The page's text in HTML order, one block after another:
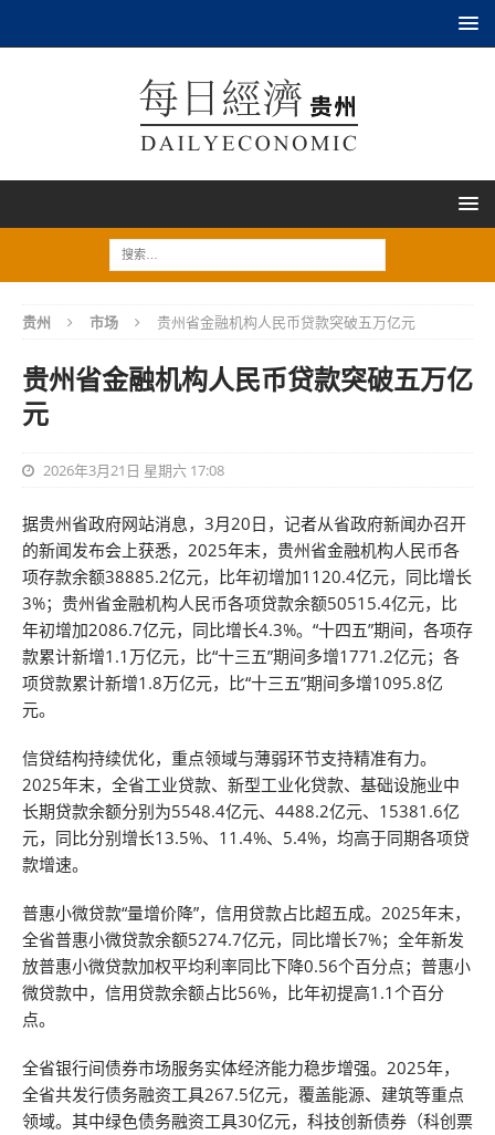
贵州 市场 贵州省金融机构人民币贷款突破五万亿元
贵州省金融机构人民币贷款突破五万亿
元
2026年3月21日 星期六 17:08
据贵州省政府网站消息，3月20日，记者从省政府新闻办召开
的新闻发布会上获悉，2025年末，贵州省金融机构人民币各
项存款余额38885.2亿元，比年初增加1120.4亿元，同比增长
3%；贵州省金融机构人民币各项贷款余额50515.4亿元，比
年初增加2086.7亿元，同比增长4.3%。“十四五”期间，各项存
款累计新增1.1万亿元，比“十三五”期间多增1771.2亿元；各
项贷款累计新增1.8万亿元，比“十三五”期间多增1095.8亿
元。
信贷结构持续优化，重点领域与薄弱环节支持精准有力。
2025年末，全省工业贷款、新型工业化贷款、基础设施业中
长期贷款余额分别为5548.4亿元、4488.2亿元、15381.6亿
元，同比分别增长13.5%、11.4%、5.4%，均高于同期各项贷
款增速。
普惠小微贷款“量增价降”，信用贷款占比超五成。2025年末，
全省普惠小微贷款余额5274.7亿元，同比增长7%；全年新发
放普惠小微贷款加权平均利率同比下降0.56个百分点；普惠小
微贷款中，信用贷款余额占比56%，比年初提高1.1个百分
点。
全省银行间债券市场服务实体经济能力稳步增强。2025年，
全省共发行债务融资工具267.5亿元，覆盖能源、建筑等重点
领域。其中绿色债务融资工具30亿元，科技创新债券（科创票